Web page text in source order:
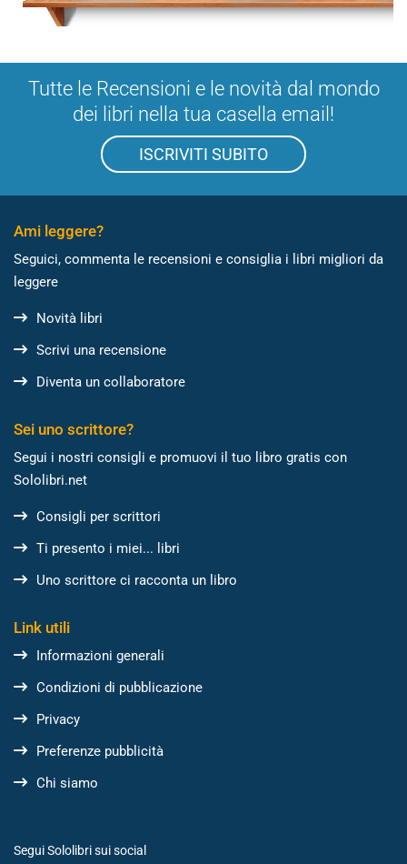
Tutte le Recensioni e le novità dal mondo
dei libri nella tua casella email!
ISCRIVITI SUBITO
Ami leggere?
Seguici, commenta le recensioni e consiglia i libri migliori da
leggere
Novità libri
Scrivi una recensione
Diventa un collaboratore
Sei uno scrittore?
Segui i nostri consigli e promuovi il tuo libro gratis con
Sololibri.net
Consigli per scrittori
Ti presento i miei... libri
Uno scrittore ci racconta un libro
Link utili
Informazioni generali
Condizioni di pubblicazione
Privacy
Preferenze pubblicità
Chi siamo
Segui Sololibri sui social